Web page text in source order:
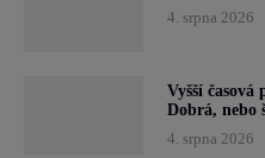
4. srpna 2026
Vyšší
Dobrá, nebo
4. srpna 2026